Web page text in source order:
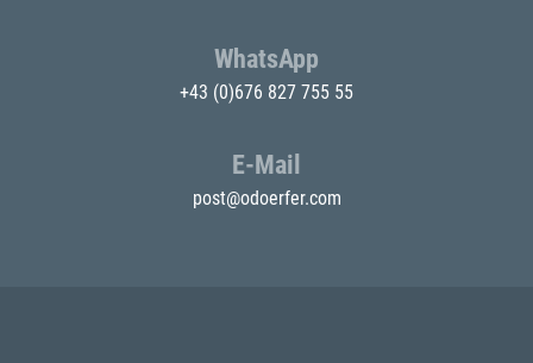
WhatsApp
+43 (0)676 827 755 55
E-Mail
post@odoerfer.com